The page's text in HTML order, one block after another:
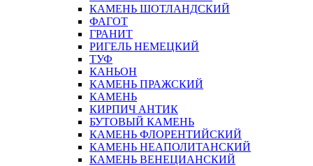
КАМЕНЬ ШОТЛАНДСКИЙ
ФАГОТ
ГРАНИТ
РИГЕЛЬ НЕМЕЦКИЙ
ТУФ
КАНЬОН
КАМЕНЬ ПРАЖСКИЙ
КАМЕНЬ
КИРПИЧ АНТИК
БУТОВЫЙ КАМЕНЬ
КАМЕНЬ ФЛОРЕНТИЙСКИЙ
КАМЕНЬ НЕАПОЛИТАНСКИЙ
КАМЕНЬ ВЕНЕЦИАНСКИЙ